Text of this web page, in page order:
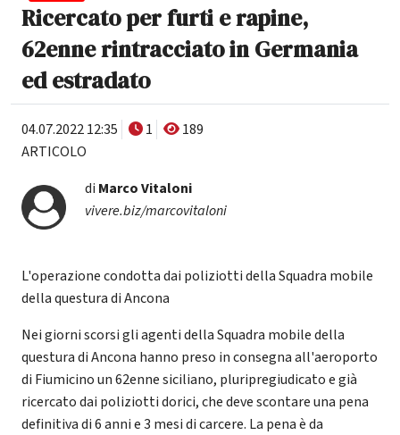
Ricercato per furti e rapine,
62enne rintracciato in Germania
ed estradato
04.07.2022 12:35 1
189
ARTICOLO
di Marco Vitaloni
vivere.biz/marcovitaloni
L'operazione condotta dai poliziotti della Squadra mobile
della questura di Ancona
Nei giorni scorsi gli agenti della Squadra mobile della
questura di Ancona hanno preso in consegna all'aeroporto
di Fiumicino un 62enne siciliano, pluripregiudicato e già
ricercato dai poliziotti dorici, che deve scontare una pena
definitiva di 6 anni e 3 mesi di carcere. La pena è da